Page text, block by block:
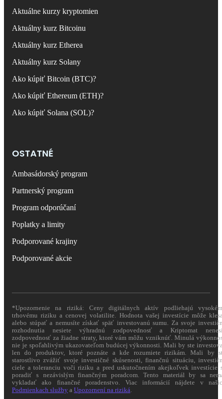
Aktuálne kurzy kryptomien
Aktuálny kurz Bitcoinu
Aktuálny kurz Etherea
Aktuálny kurz Solany
Ako kúpiť Bitcoin (BTC)?
Ako kúpiť Ethereum (ETH)?
Ako kúpiť Solana (SOL)?
OSTATNÉ
Ambasádorský program
Partnerský program
Program odporúčaní
Poplatky a limity
Podporované krajiny
Podporované akcie
*Upozornenie na riziká: Ceny digitálnych aktív podliehajú
trhovému riziku a cenovej volatilite. Hodnota vašej investície môže
alebo stúpať a nemusíte získať späť investovanú sumu. Za svoje
rozhodnutia nesiete výhradnú zodpovednosť a Kriptomat
zodpovednosť za žiadne straty, ktoré vám môžu vzniknúť. Minulá
nie je spoľahlivým ukazovateľom budúcej výkonnosti. Mali by ste
len do produktov, ktoré poznáte a kde rozumiete rizikám. Mali by
starostlivo zvážiť svoje investičné skúsenosti, finančnú situáciu,
ciele a toleranciu voči riziku a pred uskutočnením akejkoľvek investície
poradiť s nezávislým finančným poradcom. Tento materiál by sa
vykladať ako finančné poradenstvo. Viac informácií nájdete v
Podmienkach služby a Upozornení na riziká